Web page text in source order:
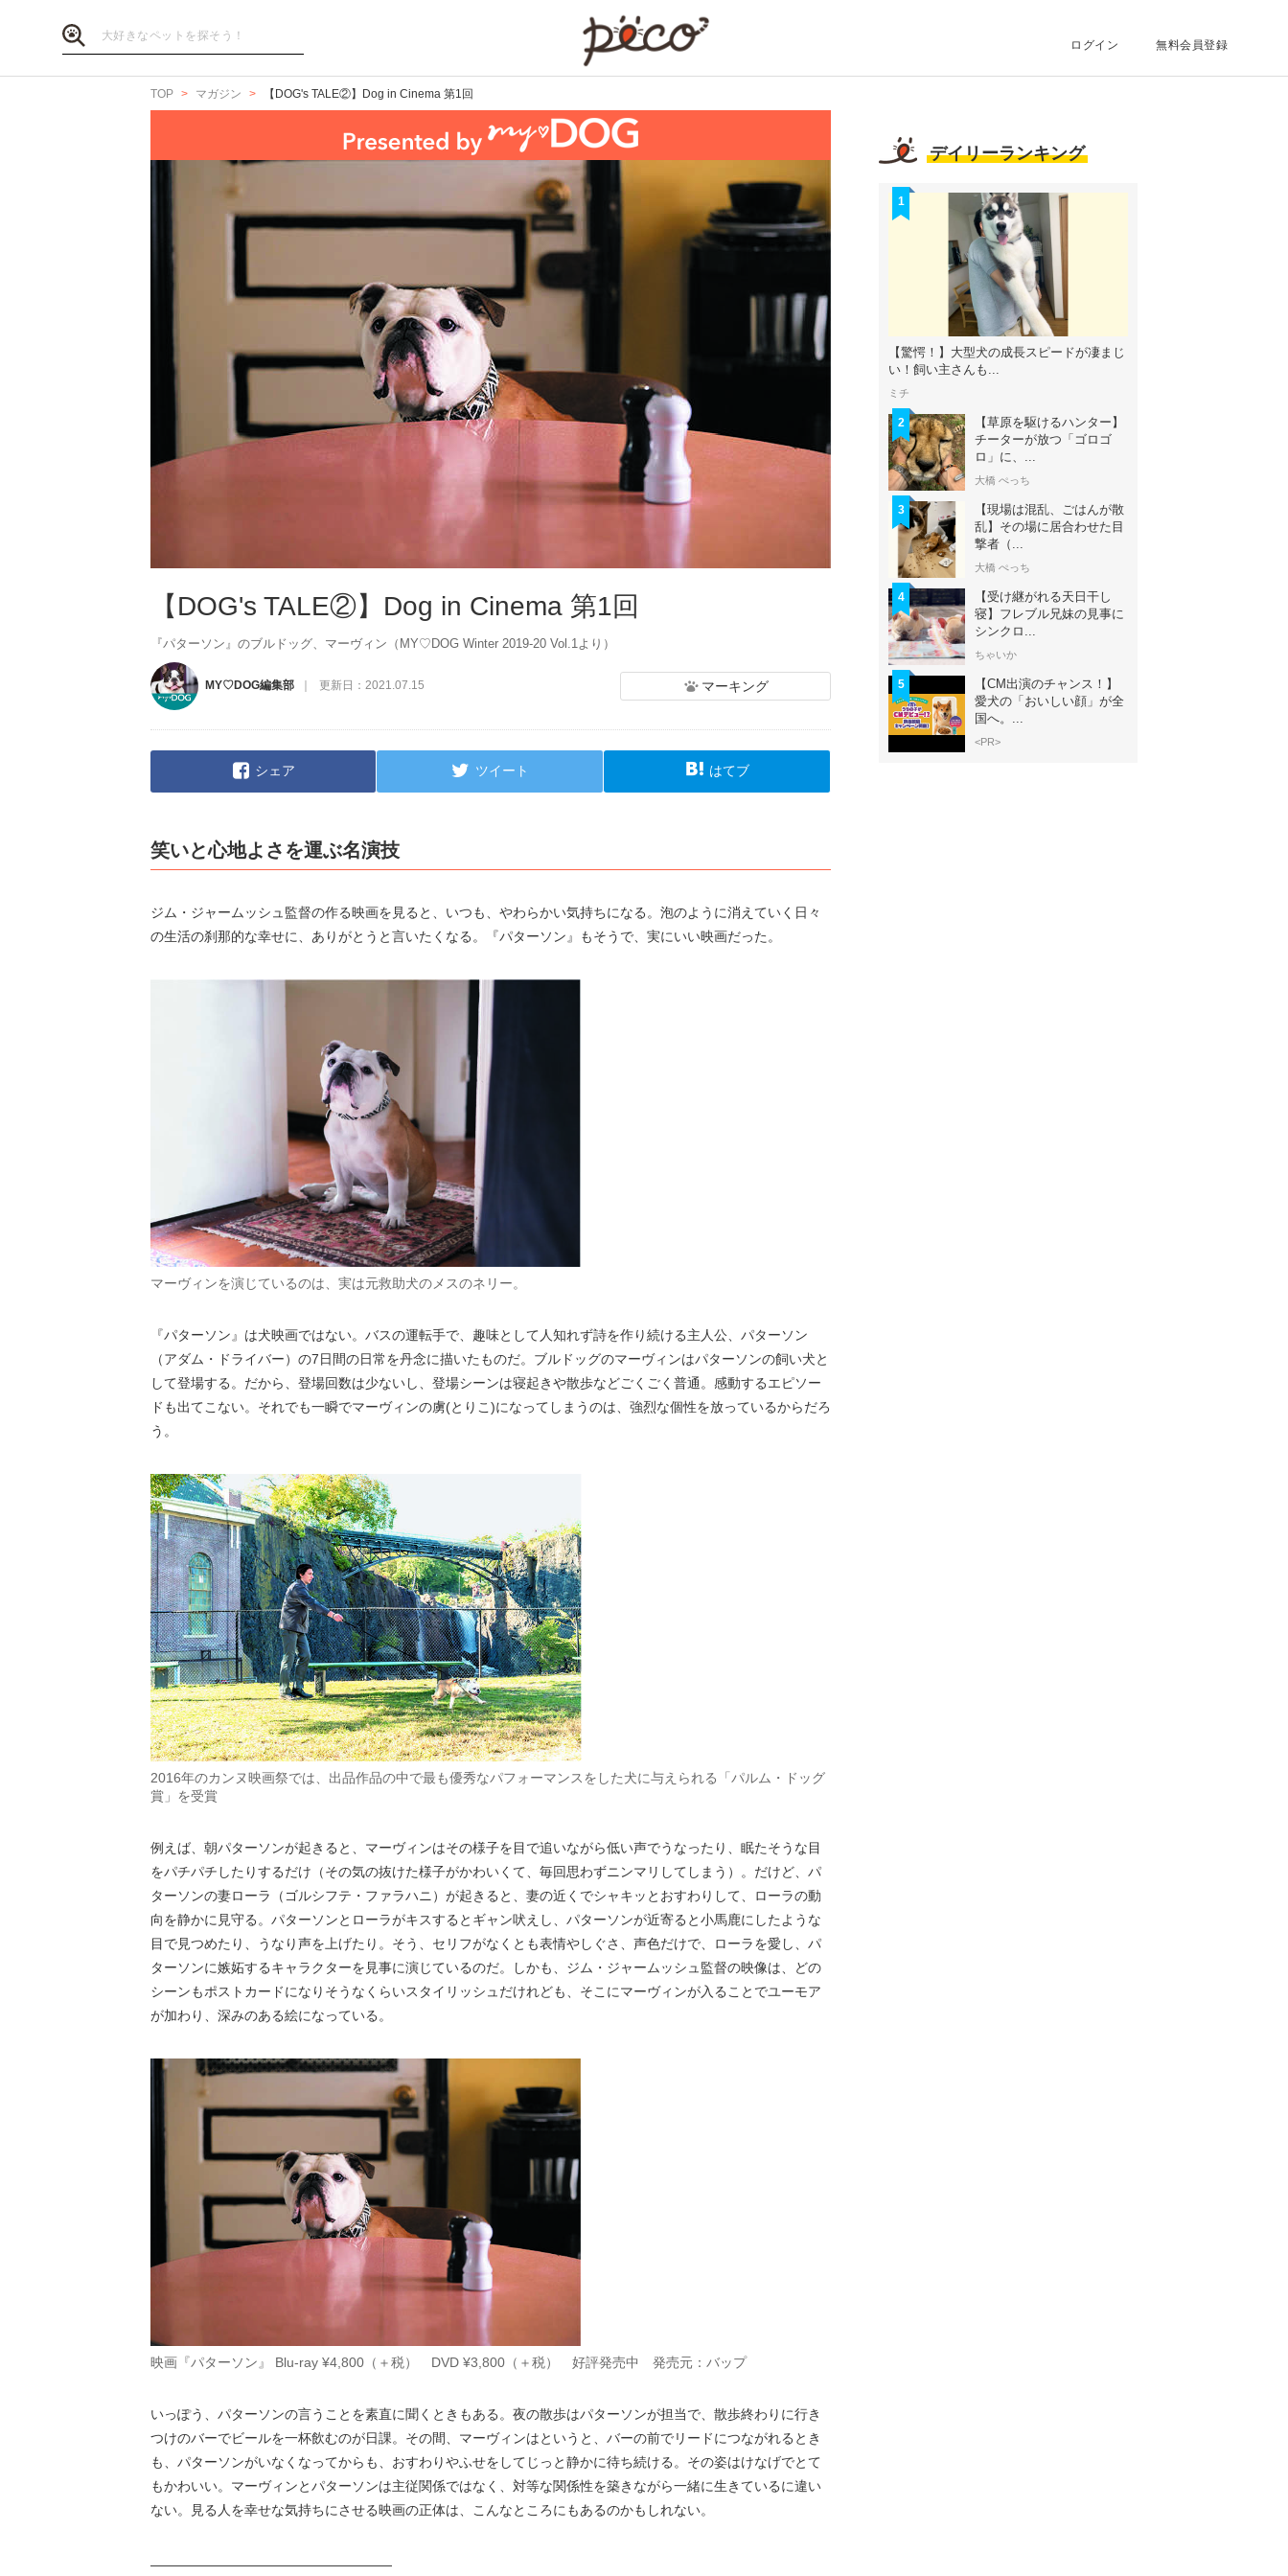
ログイン 無料会員登録
TOP マガジン 【DOG's TALE②】Dog in Cinema 第1回
【DOG's TALE②】Dog in Cinema 第1回
『パターソン』のブルドッグ、マーヴィン（MY♡DOG Winter 2019-20 Vol.1より）
MY♡DOG編集部 更新日： 2021.07.15 マーキング
シェア ツイート はてブ
笑いと心地よさを運ぶ名演技
ジム・ジャームッシュ監督の作る映画を見ると、いつも、やわらかい気持ちになる。泡のように消えていく日々
の生活の刹那的な幸せに、ありがとうと言いたくなる。『パターソン』もそうで、実にいい映画だった。
マーヴィンを演じているのは、実は元救助犬のメスのネリー。
『パターソン』は犬映画ではない。バスの運転手で、趣味として人知れず詩を作り続ける主人公、パターソン
（アダム・ドライバー）の7日間の日常を丹念に描いたものだ。ブルドッグのマーヴィンはパターソンの飼い犬と
して登場する。だから、登場回数は少ないし、登場シーンは寝起きや散歩などごくごく普通。感動するエピソー
ドも出てこない。それでも一瞬でマーヴィンの虜(とりこ)になってしまうのは、強烈な個性を放っているからだろ
う。
2016年のカンヌ映画祭では、出品作品の中で最も優秀なパフォーマンスをした犬に与えられる「パルム・ドッグ
賞」を受賞
例えば、朝パターソンが起きると、マーヴィンはその様子を目で追いながら低い声でうなったり、眠たそうな目
をパチパチしたりするだけ（その気の抜けた様子がかわいくて、毎回思わずニンマリしてしまう）。だけど、パ
ターソンの妻ローラ（ゴルシフテ・ファラハニ）が起きると、妻の近くでシャキッとおすわりして、ローラの動
向を静かに見守る。パターソンとローラがキスするとギャン吠えし、パターソンが近寄ると小馬鹿にしたような
目で見つめたり、うなり声を上げたり。そう、セリフがなくとも表情やしぐさ、声色だけで、ローラを愛し、パ
ターソンに嫉妬するキャラクターを見事に演じているのだ。しかも、ジム・ジャームッシュ監督の映像は、どの
シーンもポストカードになりそうなくらいスタイリッシュだけれども、そこにマーヴィンが入ることでユーモア
が加わり、深みのある絵になっている。
映画『パターソン』 Blu-ray ¥4,800（＋税） DVD ¥3,800（＋税） 好評発売中 発売元：バップ
いっぽう、パターソンの言うことを素直に聞くときもある。夜の散歩はパターソンが担当で、散歩終わりに行き
つけのバーでビールを一杯飲むのが日課。その間、マーヴィンはというと、バーの前でリードにつながれるとき
も、パターソンがいなくなってからも、おすわりやふせをしてじっと静かに待ち続ける。その姿はけなげでとて
もかわいい。マーヴィンとパターソンは主従関係ではなく、対等な関係性を築きながら一緒に生きているに違い
ない。見る人を幸せな気持ちにさせる映画の正体は、こんなところにもあるのかもしれない。
――――――――――――――――――
デイリーランキング
1
【驚愕！】大型犬の成長スピードが凄まじ
い！飼い主さんも...
ミチ
2
【草原を駆けるハンター】
チーターが放つ「ゴロゴ
ロ」に、...
大橋 ぺっち
3
【現場は混乱、ごはんが散
乱】その場に居合わせた目
撃者（...
大橋 ぺっち
4
【受け継がれる天日干し
寝】フレブル兄妹の見事に
シンクロ...
ちゃいか
5
【CM出演のチャンス！】
愛犬の「おいしい顔」が全
国へ。...
<PR>